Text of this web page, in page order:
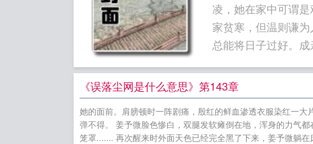
凌，她在家中可谓
家贫寒，但温则谦
总能将日子过好。
人将她骗回，并且
配。姜予微不愿留
名红了眼，将她抵在
《误落尘网是什么意思》第143章
她的面前。肩膀顿时一阵剧痛，殷红的鲜血渗透衣服染红一
弹不得。 姜予微脸色惨白，双腿发软瘫倒在地，浑身的力气
笼罩....... 再次醒来时外面天色已经完全黑了下来，姜予微躺